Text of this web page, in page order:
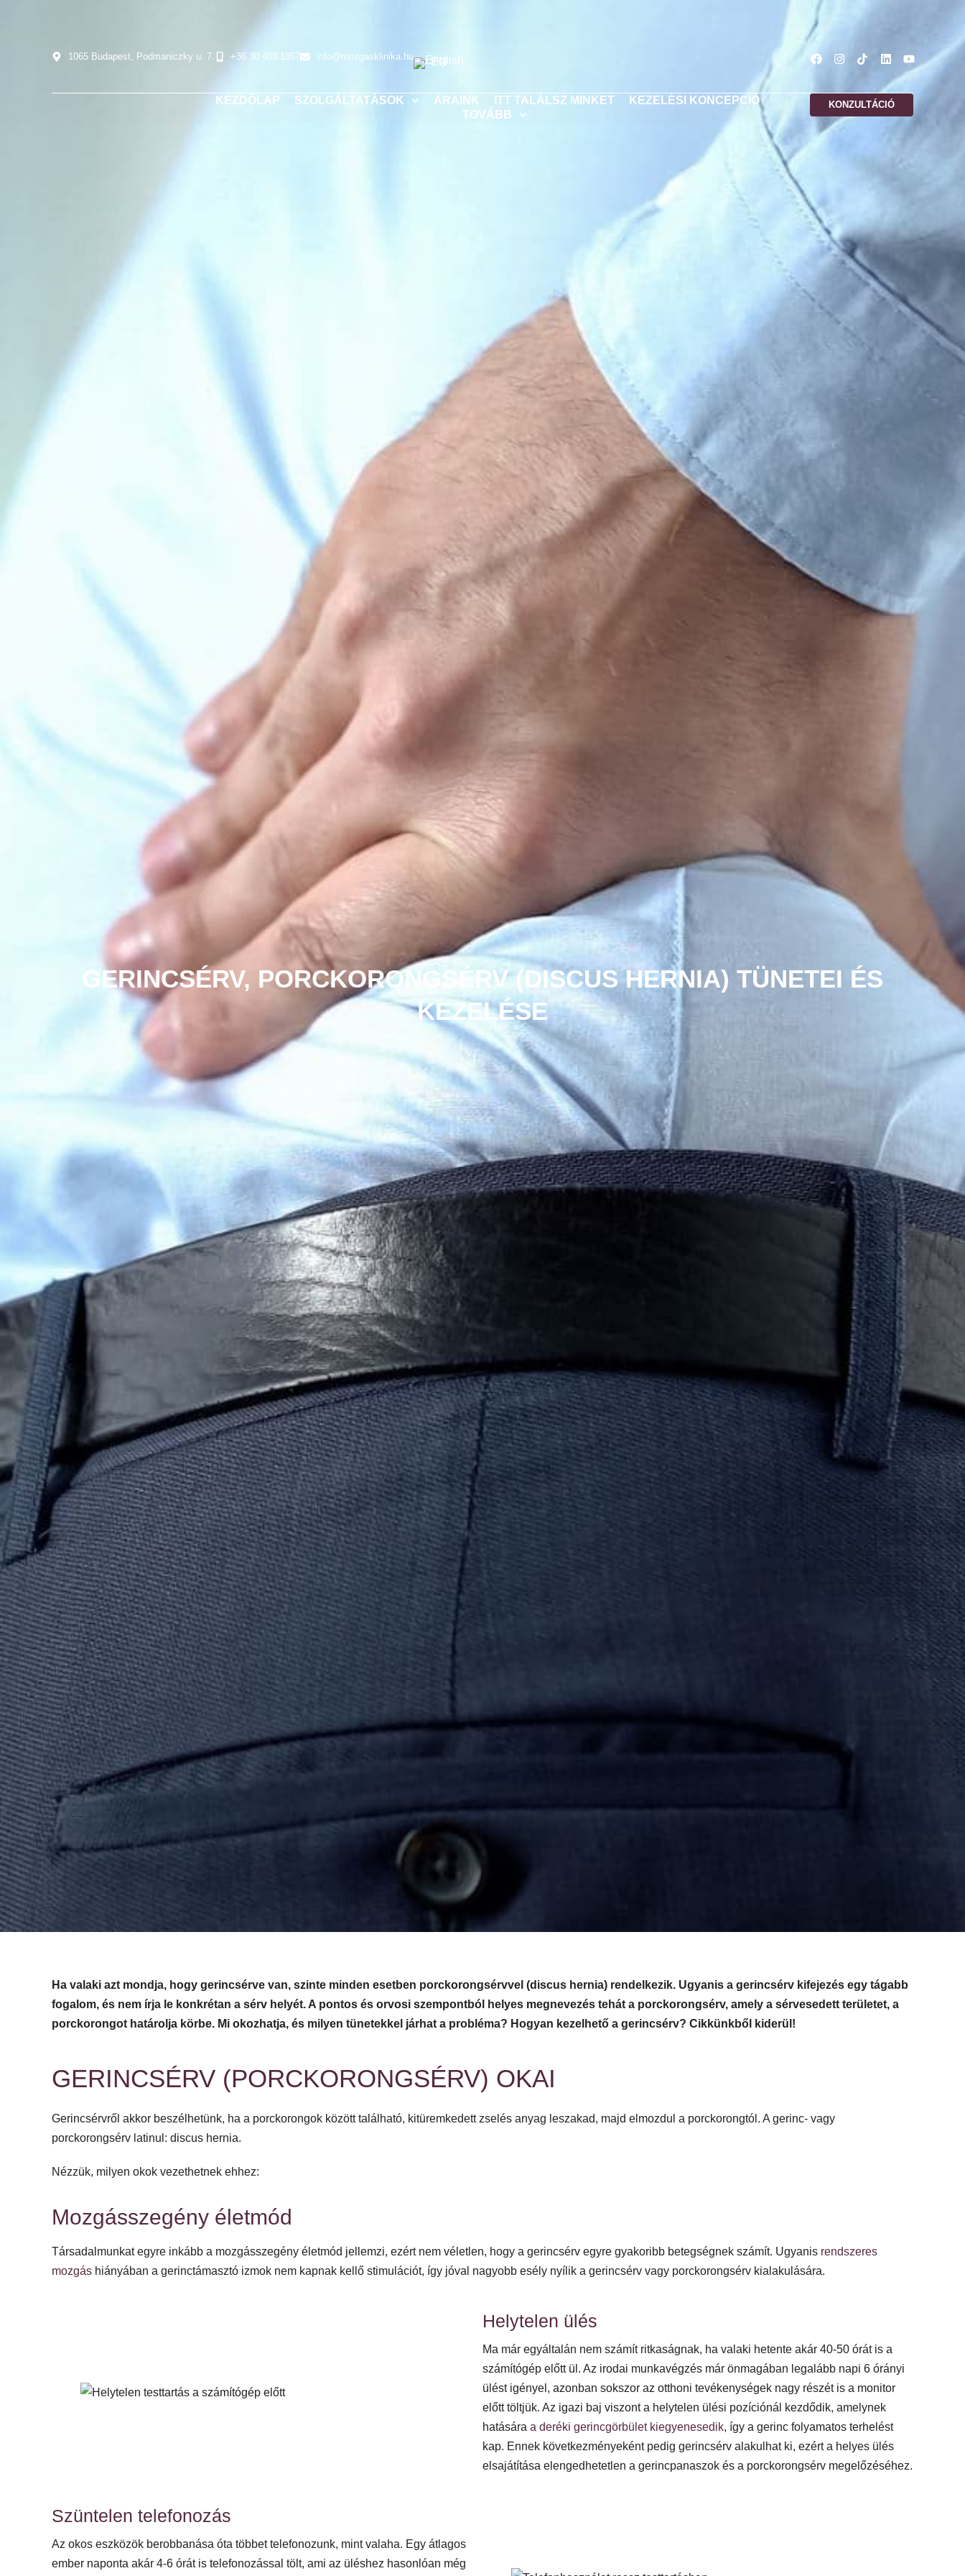
1065 Budapest, Podmaniczky u. 7. +36 30 403 1857 info@mozgasklinika.hu EN
KEZDŐLAP SZOLGÁLTATÁSOK ÁRAINK ITT TALÁLSZ MINKET
KEZELÉSI KONCEPCIÓ
TOVÁBB
KONZULTÁCIÓ
GERINCSÉRV, PORCKORONGSÉRV (DISCUS HERNIA) TÜNETEI ÉS
KEZELÉSE
Ha valaki azt mondja, hogy gerincsérve van, szinte minden esetben porckorongsérvvel (discus hernia) rendelkezik. Ugyanis a gerincsérv kifejezés egy tágabb
fogalom, és nem írja le konkrétan a sérv helyét. A pontos és orvosi szempontból helyes megnevezés tehát a porckorongsérv, amely a sérvesedett területet, a
porckorongot határolja körbe. Mi okozhatja, és milyen tünetekkel járhat a probléma? Hogyan kezelhető a gerincsérv? Cikkünkből kiderül!
GERINCSÉRV (PORCKORONGSÉRV) OKAI
Gerincsérvről akkor beszélhetünk, ha a porckorongok között található, kitüremkedett zselés anyag leszakad, majd elmozdul a porckorongtól. A gerinc- vagy
porckorongsérv latinul: discus hernia.
Nézzük, milyen okok vezethetnek ehhez:
Mozgásszegény életmód
Társadalmunkat egyre inkább a mozgásszegény életmód jellemzi, ezért nem véletlen, hogy a gerincsérv egyre gyakoribb betegségnek számít. Ugyanis rendszeres
mozgás hiányában a gerinctámasztó izmok nem kapnak kellő stimulációt, így jóval nagyobb esély nyílik a gerincsérv vagy porckorongsérv kialakulására.
Helytelen ülés
Ma már egyáltalán nem számít ritkaságnak, ha valaki hetente akár 40-50 órát is a
számítógép előtt ül. Az irodai munkavégzés már önmagában legalább napi 6 órányi
ülést igényel, azonban sokszor az otthoni tevékenységek nagy részét is a monitor
előtt töltjük. Az igazi baj viszont a helytelen ülési pozíciónál kezdődik, amelynek
hatására a deréki gerincgörbület kiegyenesedik, így a gerinc folyamatos terhelést
kap. Ennek következményeként pedig gerincsérv alakulhat ki, ezért a helyes ülés
elsajátítása elengedhetetlen a gerincpanaszok és a porckorongsérv megelőzéséhez.
Szüntelen telefonozás
Az okos eszközök berobbanása óta többet telefonozunk, mint valaha. Egy átlagos
ember naponta akár 4-6 órát is telefonozással tölt, ami az üléshez hasonlóan még